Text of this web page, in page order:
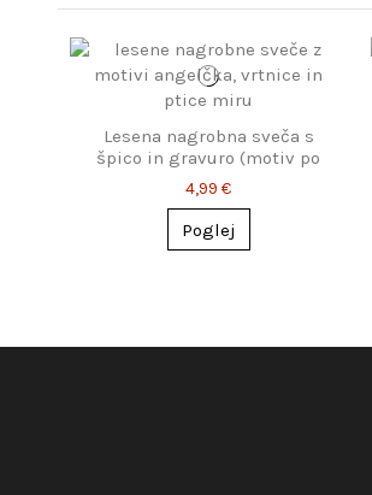
Lesena nagrobna sveča s
špico in gravuro (motiv po
izbiri)
4,99 €
Poglej